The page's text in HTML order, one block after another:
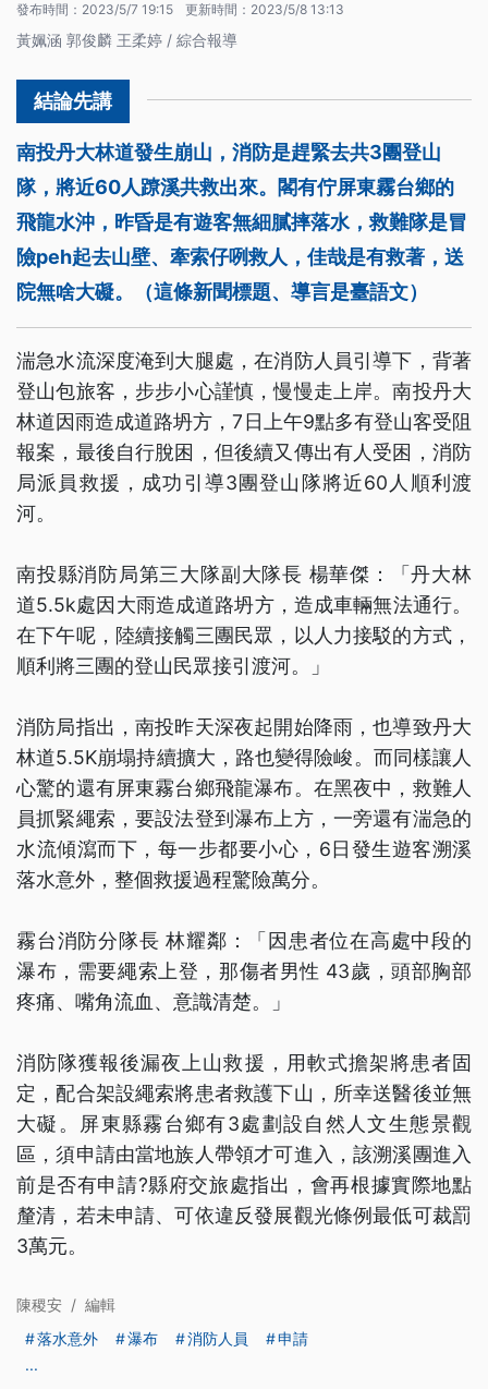
發布時間： 2023/5/7 19:15 更新時間： 2023/5/8 13:13
黃姵涵 郭俊麟 王柔婷 / 綜合報導
南投丹大林道發生崩山，消防是趕緊去共3團登山
隊，將近60人蹽溪共救出來。閣有佇屏東霧台鄉的
飛龍水沖，昨昏是有遊客無細膩摔落水，救難隊是冒
險peh起去山壁、牽索仔咧救人，佳哉是有救著，送
院無啥大礙。（這條新聞標題、導言是臺語文）
湍急水流深度淹到大腿處，在消防人員引導下，背著
登山包旅客，步步小心謹慎，慢慢走上岸。南投丹大
林道因雨造成道路坍方，7日上午9點多有登山客受阻
報案，最後自行脫困，但後續又傳出有人受困，消防
局派員救援，成功引導3團登山隊將近60人順利渡
河。
南投縣消防局第三大隊副大隊長 楊華傑：「丹大林
道5.5k處因大雨造成道路坍方，造成車輛無法通行。
在下午呢，陸續接觸三團民眾，以人力接駁的方式，
順利將三團的登山民眾接引渡河。」
消防局指出，南投昨天深夜起開始降雨，也導致丹大
林道5.5K崩塌持續擴大，路也變得險峻。而同樣讓人
心驚的還有屏東霧台鄉飛龍瀑布。在黑夜中，救難人
員抓緊繩索，要設法登到瀑布上方，一旁還有湍急的
水流傾瀉而下，每一步都要小心，6日發生遊客溯溪
落水意外，整個救援過程驚險萬分。
霧台消防分隊長 林耀鄰：「因患者位在高處中段的
瀑布，需要繩索上登，那傷者男性 43歲，頭部胸部
疼痛、嘴角流血、意識清楚。」
消防隊獲報後漏夜上山救援，用軟式擔架將患者固
定，配合架設繩索將患者救護下山，所幸送醫後並無
大礙。屏東縣霧台鄉有3處劃設自然人文生態景觀
區，須申請由當地族人帶領才可進入，該溯溪團進入
前是否有申請?縣府交旅處指出，會再根據實際地點
釐清，若未申請、可依違反發展觀光條例最低可裁罰
3萬元。
陳稷安 / 編輯
落水意外
瀑布 消防人員
申請
...